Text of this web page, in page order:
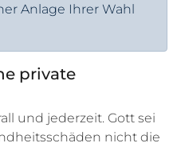
Anlage Ihrer Wahl
private
und jederzeit. Gott sei
nicht die